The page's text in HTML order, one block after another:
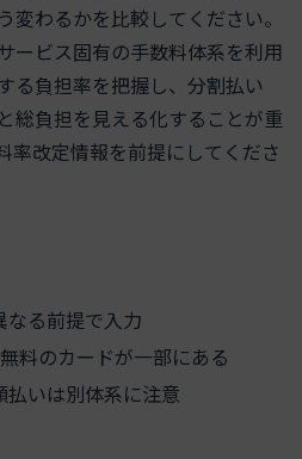
変わるかを比較してください。
ービス固有の手数料体系を利用
る負担率を把握し、分割払い
総負担を見える化することが重
率改定情報を前提にしてくださ
なる前提で入力
料のカードが一部にある
払いは別体系に注意